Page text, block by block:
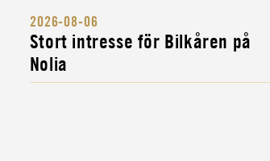
FORDONS- OCH...
INSTRUKTÖR
2026-08-06
Stort intresse för Bilkåren på
Nolia